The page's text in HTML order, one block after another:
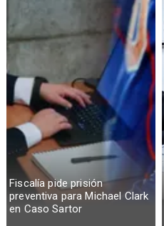
Fiscalía pide prisión
preventiva para Michael Clark
en Caso Sartor